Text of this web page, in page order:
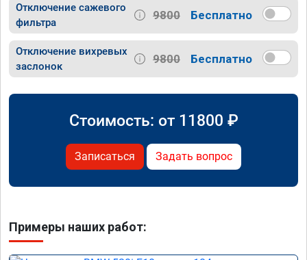
Отключение сажевого
фильтра
9800 Бесплатно
Отключение вихревых
заслонок
9800 Бесплатно
Стоимость: от 11800 ₽
Записаться Задать вопрос
Примеры наших работ: